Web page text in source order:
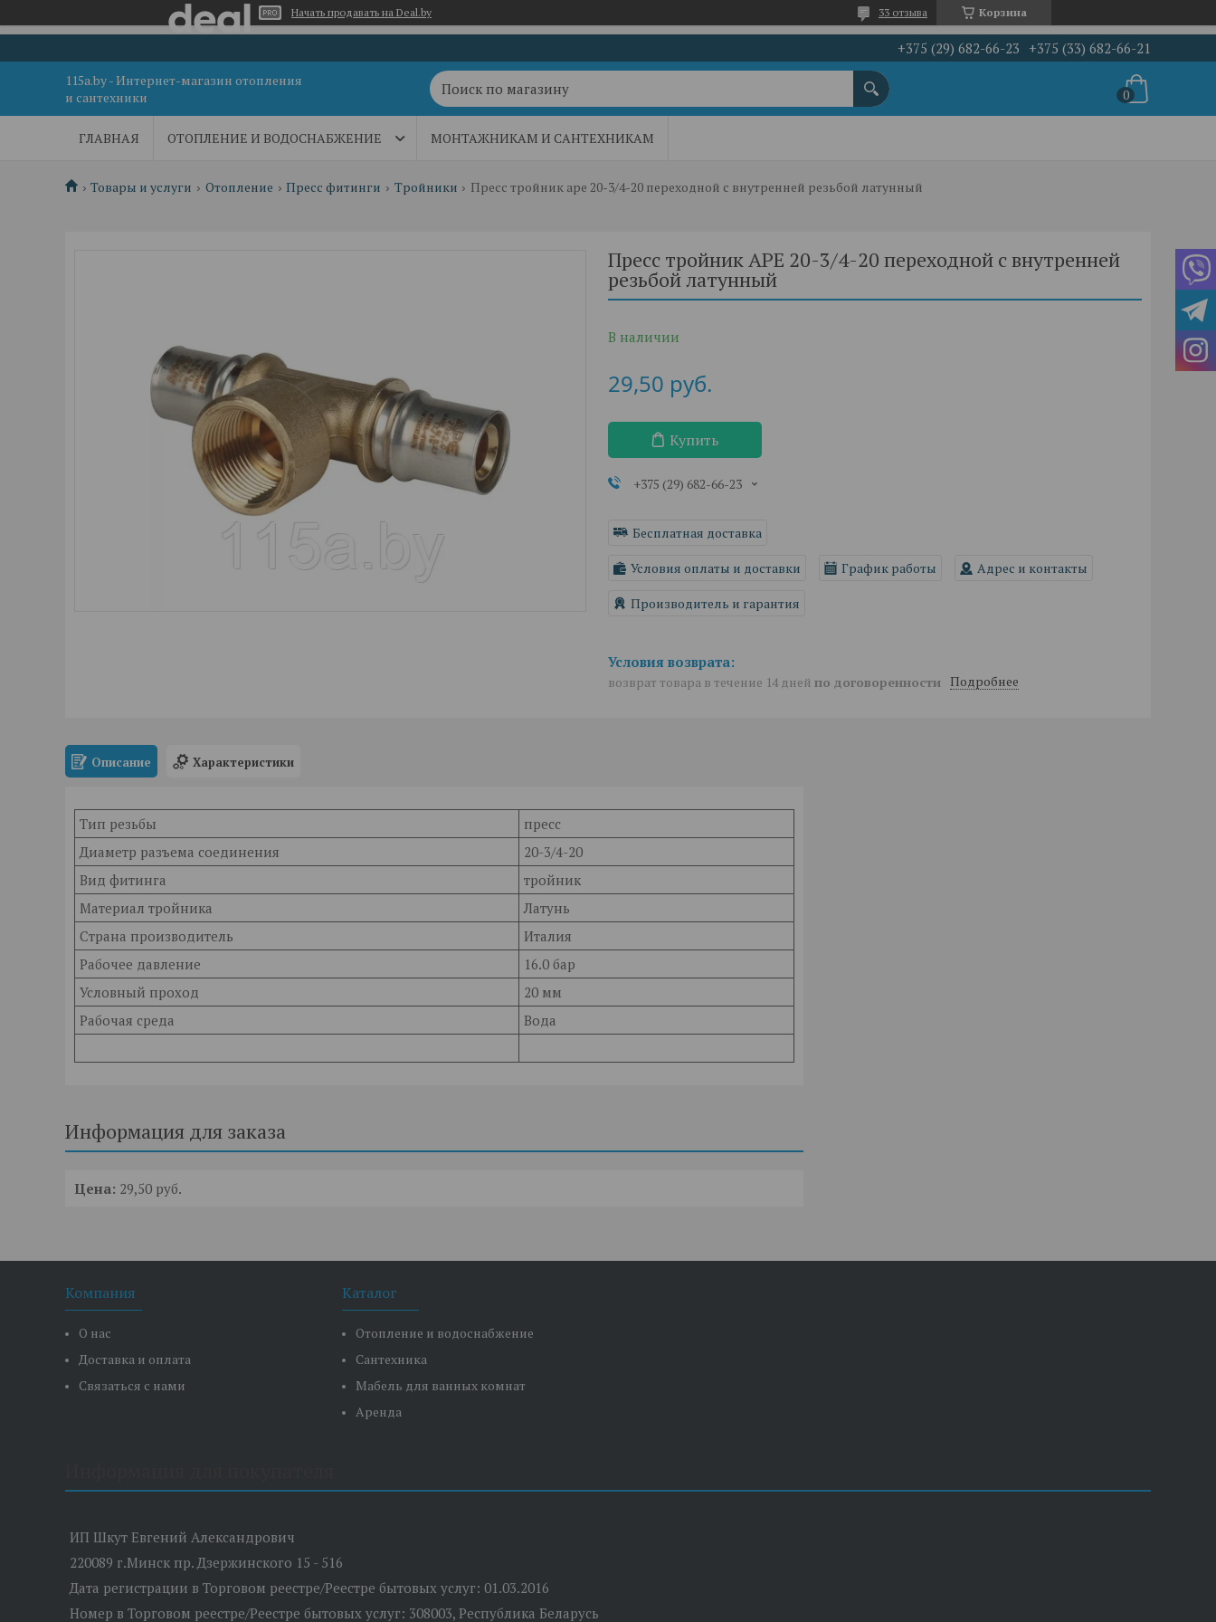
Начать продавать на Deal.by Корзина
33 отзыва
+375 (29) 682-66-23 +375 (33) 682-66-21
115a.by - Интернет-магазин отопления
и сантехники
ГЛАВНАЯ ОТОПЛЕНИЕ И ВОДОСНАБЖЕНИЕ МОНТАЖНИКАМ И САНТЕХНИКАМ
Товары и услуги Отопление Пресс фитинги Тройники Пресс тройник ape 20-3/4-20 переходной с внутренней резьбой латунный
Пресс тройник APE 20-3/4-20 переходной с внутренней
резьбой латунный
В наличии
29,50 руб.
Купить
+375 (29) 682-66-23
Бесплатная доставка
Условия оплаты и доставки График работы Адрес и контакты
Производитель и гарантия
возврат товара в течение 14 дней по договоренности Подробнее
Описание Характеристики
Тип резьбы
пресс
Диаметр разъема соединения
20-3/4-20
Вид фитинга
тройник
Материал тройника
Латунь
Страна производитель
Италия
Рабочее давление
16.0 бар
Условный проход
20 мм
Рабочая среда
Вода
Информация для заказа
Цена: 29,50 руб.
Компания
О нас
Доставка и оплата
Связаться с нами
Каталог
Отопление и водоснабжение
Сантехника
Мабель для ванных комнат
Аренда
ИП Шкут Евгений Александрович
220089 г.Минск пр. Дзержинского 15 - 516
Дата регистрации в Торговом реестре/Реестре бытовых услуг: 01.03.2016
Номер в Торговом реестре/Реестре бытовых услуг: 308003, Республика Беларусь